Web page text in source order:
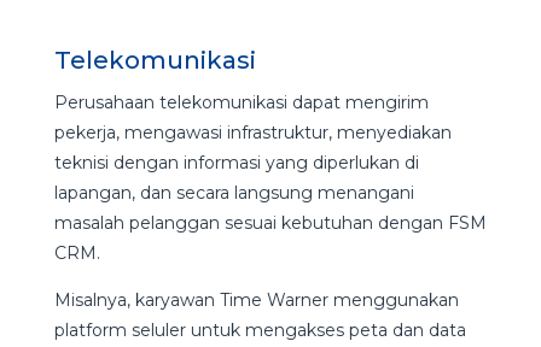
Telekomunikasi
Perusahaan telekomunikasi dapat mengirim
pekerja, mengawasi infrastruktur, menyediakan
teknisi dengan informasi yang diperlukan di
lapangan, dan secara langsung menangani
masalah pelanggan sesuai kebutuhan dengan FSM
CRM.
Misalnya, karyawan Time Warner menggunakan
platform seluler untuk mengakses peta dan data